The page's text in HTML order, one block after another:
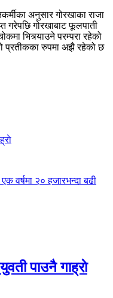
अनुसार गोरखाका राजा
गरेपछि गोरखाबाट फूलपाती
भित्र्याउने परम्परा रहेको
प्रतीकका रुपमा अझै रहेको छ
वर्षमा २० हजारभन्दा बढी
पाउनै गाह्राे